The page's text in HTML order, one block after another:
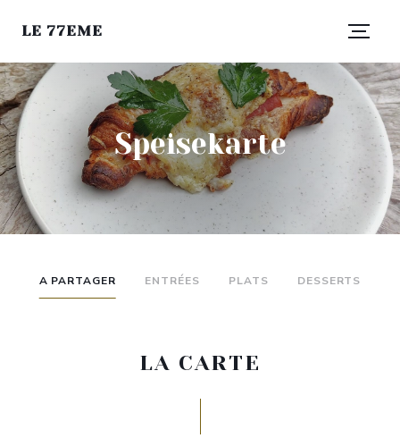
LE 77EME
Speisekarte
A PARTAGER ENTRÉES PLATS DESSERTS
LA CARTE